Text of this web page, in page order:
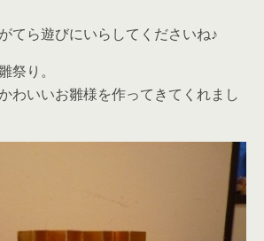
てら遊びにいらしてくださいね♪
祭り。
わいいお雛様を作ってきてくれまし